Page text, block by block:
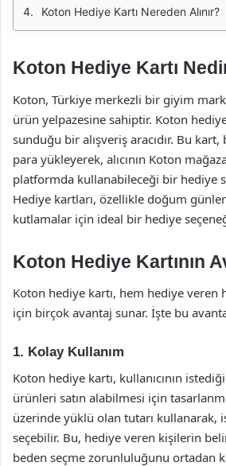
Koton Hediye Kartı Nereden Alınır?
Koton Hediye Kartı
Koton, Türkiye merkezli bir giyim
ürün yelpazesine sahiptir. Koton
sunduğu bir alışveriş aracıdır. Bu
para yükleyerek, alıcının Koton
platformda kullanabileceği bir hediye
Hediye kartları, özellikle doğum
kutlamalar için ideal bir hediye
Koton Hediye Kartının
Koton hediye kartı, hem hediye veren
için birçok avantaj sunar. İşte bu
1. Kolay Kullanım
Koton hediye kartı, kullanıcının
ürünleri satın alabilmesi için
üzerinde yüklü olan tutarı kullanarak,
seçebilir. Bu, hediye veren kişilerin
beden seçme zorunluluğunu ortadan